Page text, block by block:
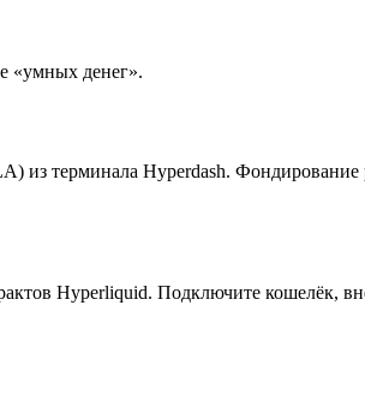
«умных денег».
терминала Hyperdash. Фондирование
Hyperliquid. Подключите кошелёк,